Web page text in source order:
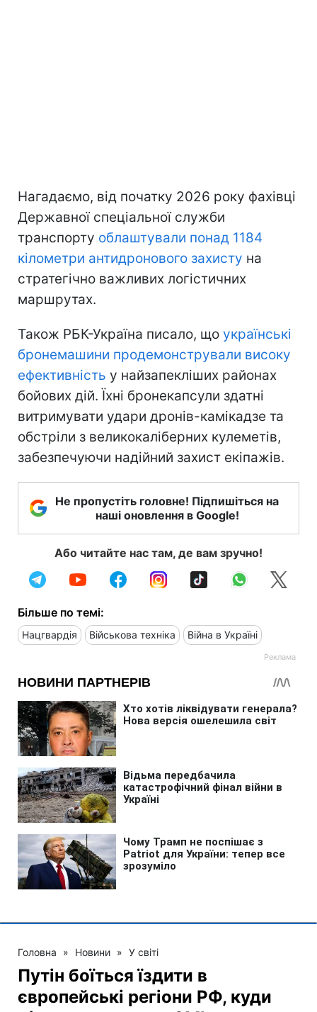
Нагадаємо, від початку 2026 року фахівці
Державної спеціальної служби
транспорту облаштували понад 1184
кілометри антидронового захисту на
стратегічно важливих логістичних
маршрутах.
Також РБК-Україна писало, що українські
бронемашини продемонстрували високу
ефективність у найзапекліших районах
бойових дій. Їхні бронекапсули здатні
витримувати удари дронів-камікадзе та
обстріли з великокаліберних кулеметів,
забезпечуючи надійний захист екіпажів.
Не пропустіть головне! Підпишіться на
наші оновлення в Google!
Або читайте нас там, де вам зручно!
Більше по темі:
Нацгвардія Військова техніка Війна в Україні
Головна » Новини » У світі
Путін боїться їздити в
європейські регіони РФ, куди